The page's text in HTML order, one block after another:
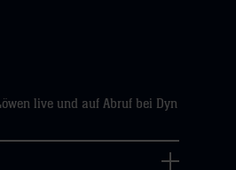
live und auf Abruf bei Dyn